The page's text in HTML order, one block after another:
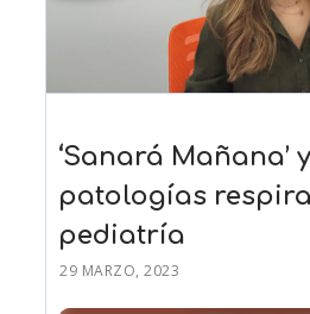
‘Sanará Mañana’
patologías
pediatría
29 MARZO, 2023